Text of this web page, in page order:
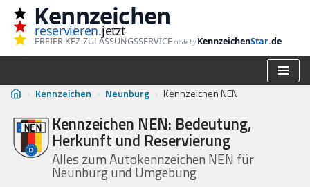
Zum
Inhalt
Kennzeichen
reservieren.jetzt
FREIER KFZ-ZULASSUNGSSERVICE made by KennzeichenStar.de
› Kennzeichen › Neunburg › Kennzeichen NEN
Kennzeichen NEN: Bedeutung,
Herkunft und Reservierung
Alles zum Autokennzeichen NEN für
Neunburg und Umgebung